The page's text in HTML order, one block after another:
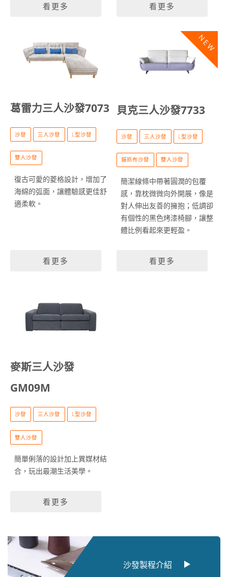
看更多 看更多
葛雷力三人沙發7073
沙發 三人沙發 L型沙發
雙人沙發
復古可愛的菱格設計，增加了
海綿的弧面，讓體驗感更佳舒
適柔軟。
看更多
NEW
貝克三人沙發7733
沙發 三人沙發 L型沙發
貓抓布沙發 雙人沙發
簡潔線條中帶著圓潤的包覆
感，靠枕微微向外開展，像是
對人伸出友善的擁抱；低調卻
有個性的黑色烤漆椅腳，讓整
體比例看起來更輕盈。
看更多
麥斯三人沙發
GM09M
沙發 三人沙發 L型沙發
雙人沙發
簡單俐落的設計加上異媒材結
合，玩出最潮生活美學。
看更多
沙發製程介紹